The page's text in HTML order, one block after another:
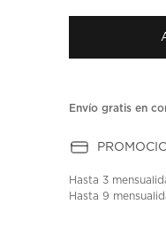
Envío gratis en
Hasta 3
Hasta9